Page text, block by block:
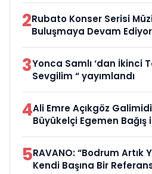
2Rubato Konser Serisi
Buluşmaya Devam Ediyor
3Yonca Samlı ‘dan İkinci
Sevgilim “ yayımlandı
4Ali Emre Açıkgöz
Büyükelçi Egemen
5RAVANO: “Bodrum Artık
Kendi Başına Bir